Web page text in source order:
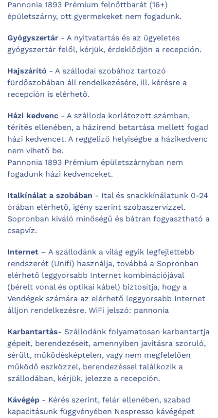
Pannonia 1893 Prémium felnőttbarát (16+)
épületszárny, ott gyermekeket nem fogadunk.
Gyógyszertár - A nyitvatartás és az ügyeletes
gyógyszertár felől, kérjük, érdeklődjön a recepción.
Hajszárító - A szállodai szobához tartozó
fürdőszobában áll rendelkezésére, ill. kérésre a
recepción is elérhető.
Házi kedvenc - A szálloda korlátozott számban,
térítés ellenében, a házirend betartása mellett fogad
házi kedvencet. A reggeliző helyiségbe a házikedvenc
nem vihető be.
Pannonia 1893 Prémium épületszárnyban nem
fogadunk házi kedvenceket.
Italkínálat a szobában - Ital és snackkínálatunk 0-24
órában elérhető, igény szerint szobaszervízzel.
Sopronban kiváló minőségű és bátran fogyasztható a
csapvíz.
Internet – A szállodánk a világ egyik legfejlettebb
rendszerét (Unifi) használja, továbbá a Sopronban
elérhető leggyorsabb Internet kombinációjával
(bérelt vonal és optikai kábel) biztosítja, hogy a
Vendégek számára az elérhető leggyorsabb Internet
álljon rendelkezésre. WiFi jelszó: pannonia
Karbantartás- Szállodánk folyamatosan karbantartja
gépeit, berendezéseit, amennyiben javításra szoruló,
sérült, működésképtelen, vagy nem megfelelően
működő eszközzel, berendezéssel találkozik a
szállodában, kérjük, jelezze a recepción.
Kávégép - Kérés szerint, felár ellenében, szabad
kapacitásunk függvényében Nespresso kávégépet